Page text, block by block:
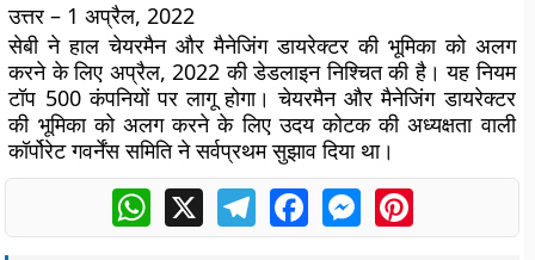
उत्तर – 1 अप्रैल, 2022
सेबी ने हाल चेयरमैन और मैनेजिंग डायरेक्टर की भूमिका को अलग
करने के लिए अप्रैल, 2022 की डेडलाइन निश्चित की है। यह नियम
टॉप 500 कंपनियों पर लागू होगा। चेयरमैन और मैनेजिंग डायरेक्टर
की भूमिका को अलग करने के लिए उदय कोटक की अध्यक्षता वाली
कॉर्पोरेट गवर्नेंस समिति ने सर्वप्रथम सुझाव दिया था।
WhatsApp
X TelegramFacebookMessengerPinterest